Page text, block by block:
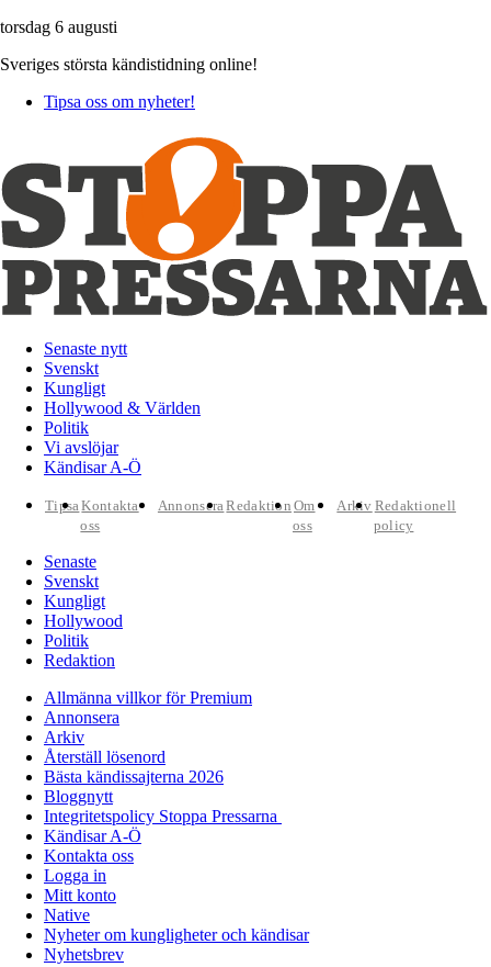
torsdag 6 augusti
Sveriges största kändistidning online!
Tipsa oss om nyheter!
Senaste nytt
Svenskt
Kungligt
Hollywood & Världen
Politik
Vi avslöjar
Kändisar A-Ö
TipsaKontakta
oss
AnnonseraRedaktion Om
oss
Arkiv Redaktionell
policy
Senaste
Svenskt
Kungligt
Hollywood
Politik
Redaktion
Allmänna villkor för Premium
Annonsera
Arkiv
Återställ lösenord
Bästa kändissajterna 2026
Bloggnytt
Integritetspolicy Stoppa Pressarna
Kändisar A-Ö
Kontakta oss
Logga in
Mitt konto
Native
Nyheter om kungligheter och kändisar
Nyhetsbrev